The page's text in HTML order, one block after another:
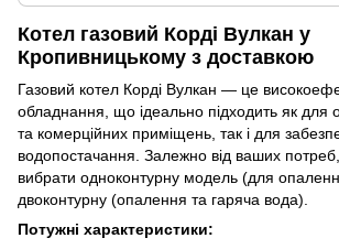
Котел газовий Корді Вулкан у
Кропивницькому з доставкою
Газовий котел Корді Вулкан — це
обладнання, що ідеально підходить як для
та комерційних приміщень, так і для
водопостачання. Залежно від ваших
вибрати одноконтурну модель (для
двоконтурну (опалення та гаряча вода).
Потужні характеристики: